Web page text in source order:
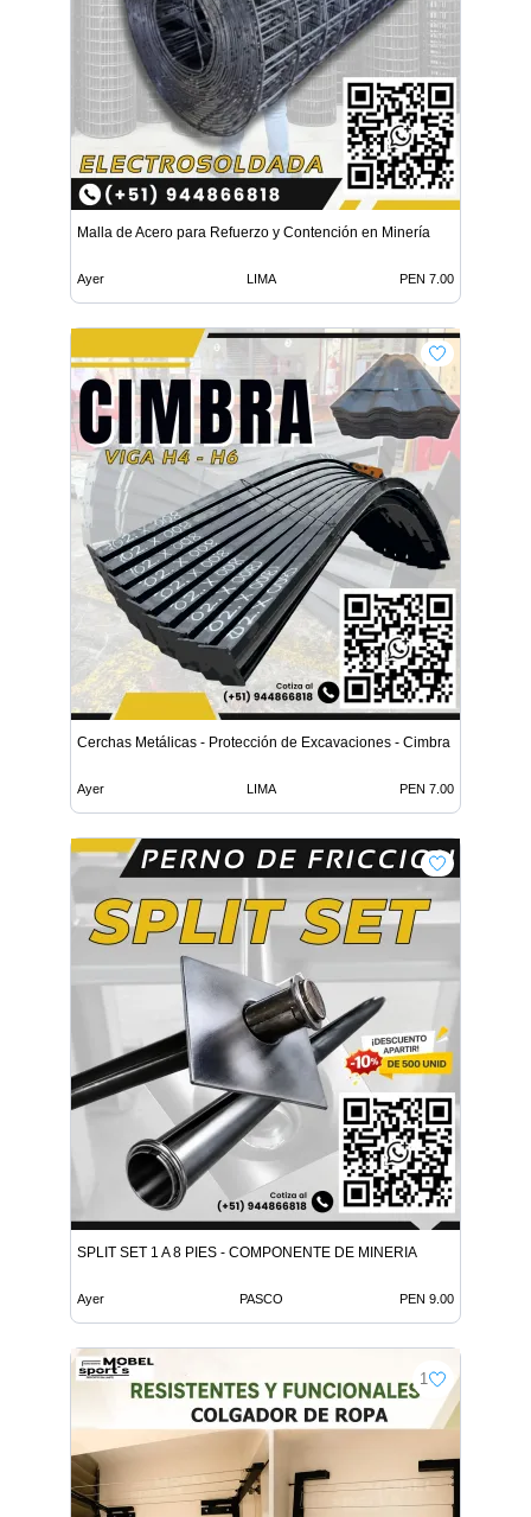
Malla de Acero para Refuerzo y Contención en Minería
Ayer LIMA PEN 7.00
Cerchas Metálicas - Protección de Excavaciones - Cimbra
Ayer LIMA PEN 7.00
SPLIT SET 1 A 8 PIES - COMPONENTE DE MINERIA
Ayer PASCO PEN 9.00
1